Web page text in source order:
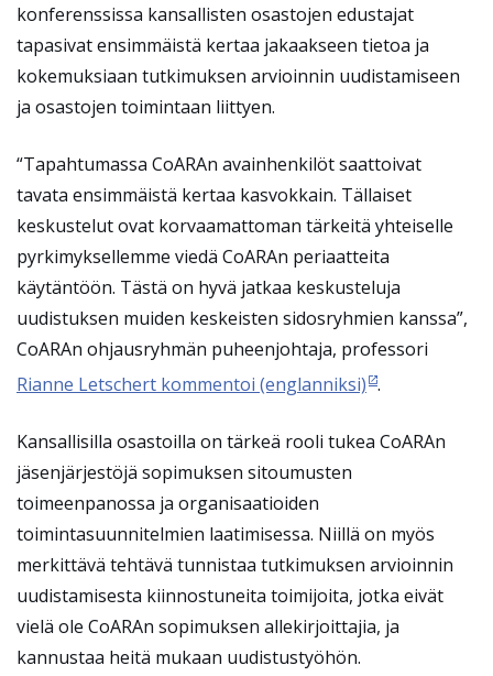
konferenssissa kansallisten osastojen edustajat
tapasivat ensimmäistä kertaa jakaakseen tietoa ja
kokemuksiaan tutkimuksen arvioinnin uudistamiseen
ja osastojen toimintaan liittyen.
“Tapahtumassa CoARAn avainhenkilöt saattoivat
tavata ensimmäistä kertaa kasvokkain. Tällaiset
keskustelut ovat korvaamattoman tärkeitä yhteiselle
pyrkimyksellemme viedä CoARAn periaatteita
käytäntöön. Tästä on hyvä jatkaa keskusteluja
uudistuksen muiden keskeisten sidosryhmien kanssa”,
CoARAn ohjausryhmän puheenjohtaja, professori
Rianne Letschert kommentoi (englanniksi) .
Kansallisilla osastoilla on tärkeä rooli tukea CoARAn
jäsenjärjestöjä sopimuksen sitoumusten
toimeenpanossa ja organisaatioiden
toimintasuunnitelmien laatimisessa. Niillä on myös
merkittävä tehtävä tunnistaa tutkimuksen arvioinnin
uudistamisesta kiinnostuneita toimijoita, jotka eivät
vielä ole CoARAn sopimuksen allekirjoittajia, ja
kannustaa heitä mukaan uudistustyöhön.